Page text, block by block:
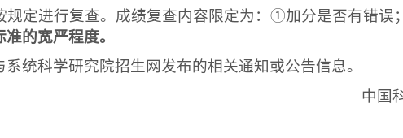
规定进行复查。成绩复查内容限定为：①加分是否有错误
的宽严程度。
统科学研究院招生网发布的相关通知或公告信息。
中国